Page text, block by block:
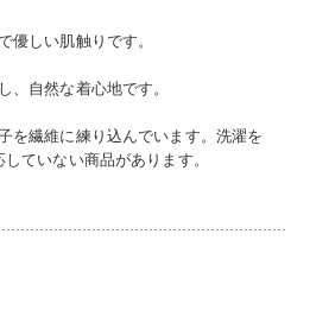
しい肌触りです。
自然な着心地です。
を繊維に練り込んでいます。洗濯を
ていない商品があります。